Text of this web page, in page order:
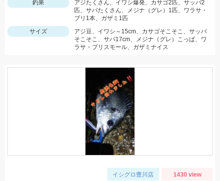
釣果
アジたくさん、イワシ爆発、カサゴ2匹、サッパ2
匹、サバたくさん、メジナ（グレ）1匹、ワラサ・
ブリ1本、ガザミ1匹
サイズ
アジ豆、イワシ～15cm、カサゴそこそこ、サッパ
そこそこ、サバ17cm、メジナ（グレ）こっぱ、ワ
ラサ・ブリスモール、ガザミナイス
イシグロ豊川店 1430 view